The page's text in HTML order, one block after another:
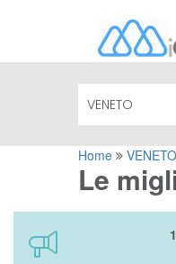
Home VENETO
Le